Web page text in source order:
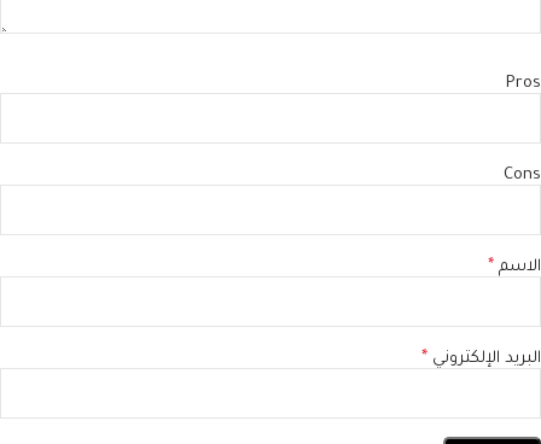
Pros
Cons
الاسم *
البريد الإلكتروني *